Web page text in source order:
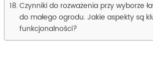
Czynniki do rozważenia przy wyborze
do małego ogrodu. Jakie aspekty są
funkcjonalności?